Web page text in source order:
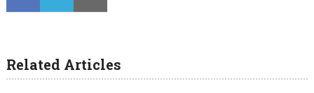
Related Articles